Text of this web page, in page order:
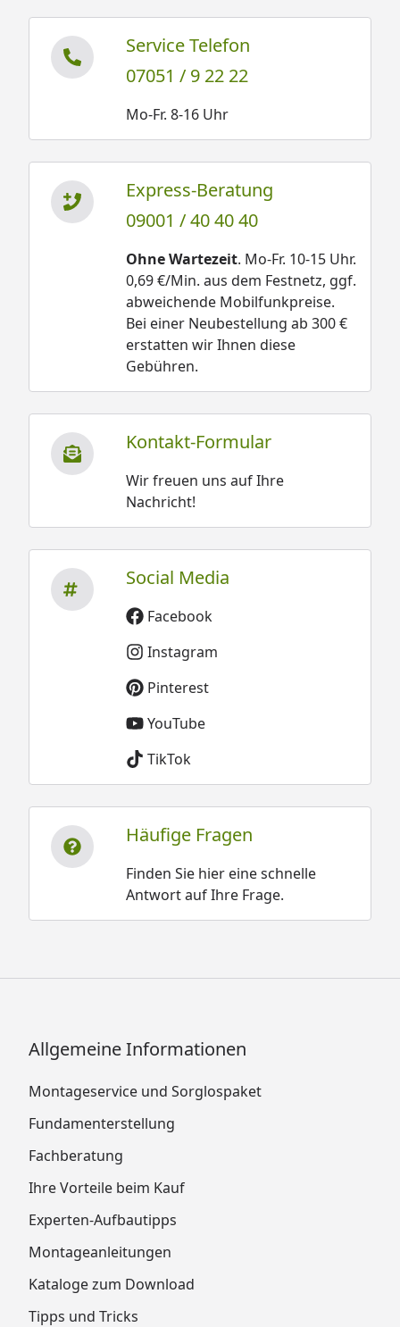
Service Telefon
07051 / 9 22 22
Mo-Fr. 8-16 Uhr
Express-Beratung
09001 / 40 40 40
Ohne Wartezeit. Mo-Fr. 10-15 Uhr.
0,69 €/Min. aus dem Festnetz, ggf.
abweichende Mobilfunkpreise.
Bei einer Neubestellung ab 300 €
erstatten wir Ihnen diese
Gebühren.
Kontakt-Formular
Wir freuen uns auf Ihre
Nachricht!
Social Media
Facebook
Instagram
Pinterest
YouTube
TikTok
Häufige Fragen
Finden Sie hier eine schnelle
Antwort auf Ihre Frage.
Allgemeine Informationen
Montageservice und Sorglospaket
Fundamenterstellung
Fachberatung
Ihre Vorteile beim Kauf
Experten-Aufbautipps
Montageanleitungen
Kataloge zum Download
Tipps und Tricks